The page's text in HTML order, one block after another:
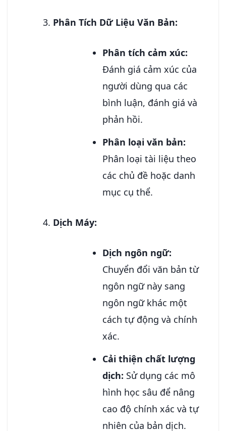
Phân Tích Dữ Liệu Văn Bản:
Phân tích cảm xúc:
Đánh giá cảm xúc của
người dùng qua các
bình luận, đánh giá và
phản hồi.
Phân loại văn bản:
Phân loại tài liệu theo
các chủ đề hoặc danh
mục cụ thể.
Dịch Máy:
Dịch ngôn ngữ:
Chuyển đổi văn bản từ
ngôn ngữ này sang
ngôn ngữ khác một
cách tự động và chính
xác.
Cải thiện chất lượng
dịch: Sử dụng các mô
hình học sâu để nâng
cao độ chính xác và tự
nhiên của bản dịch.